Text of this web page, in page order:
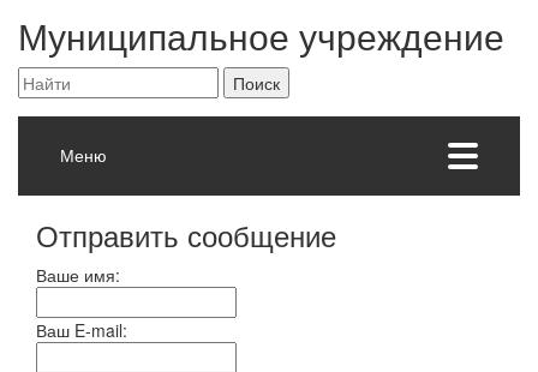
Муниципальное учреждение
Меню
Отправить сообщение
Ваше имя:
Ваш E-mail: